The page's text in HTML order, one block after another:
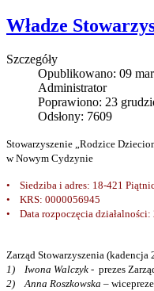
Władze
Szczegóły
Opublikowano: 09
Administrator
Poprawiono: 23
Odsłony: 7609
Stowarzyszenie „Rodzice
w Nowym Cydzynie
• Siedziba i adres: 18-421
• KRS: 0000056945
• Data rozpoczęcia działalności:
Zarząd Stowarzyszenia (kadencja
1) Iwona Walczyk - prezes
2) Anna Roszkowska –